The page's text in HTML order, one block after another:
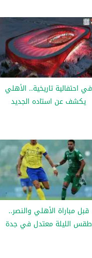
في احتفالية تاريخية.. الأهلي
يكشف عن استاده الجديد
قبل مباراة الأهلي والنصر..
طقس الليلة معتدل في جدة